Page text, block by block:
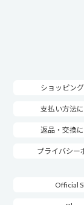
ショッピン
支払い方法
返品・交換
プライバシー
Official